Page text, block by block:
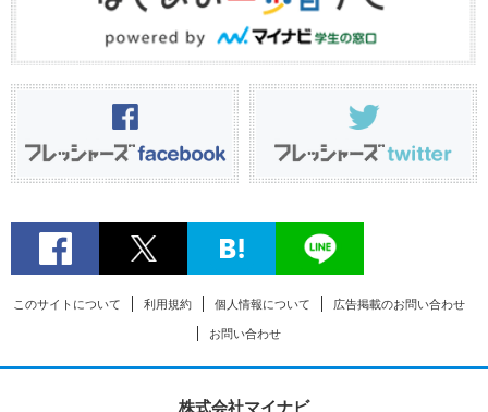
このサイトについて 利用規約 個人情報について 広告掲載のお問い合わせ
お問い合わせ
株式会社マイナビ